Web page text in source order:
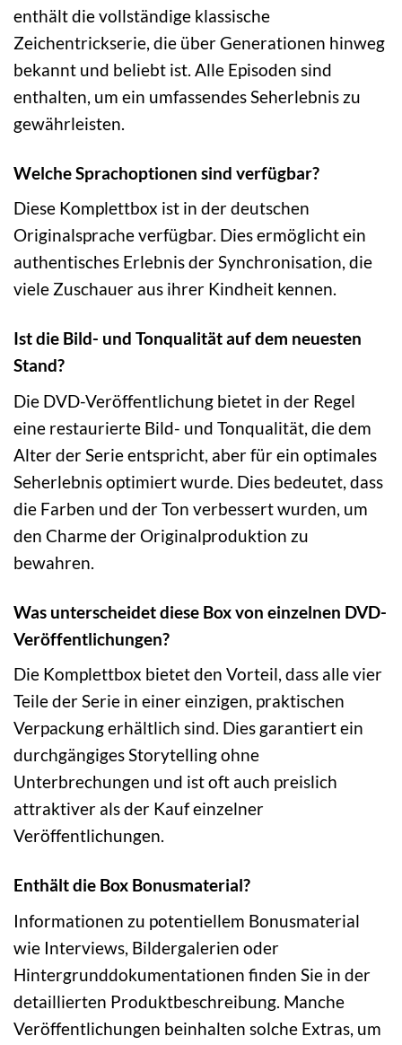
enthält die vollständige klassische
Zeichentrickserie, die über Generationen hinweg
bekannt und beliebt ist. Alle Episoden sind
enthalten, um ein umfassendes Seherlebnis zu
gewährleisten.
Welche Sprachoptionen sind verfügbar?
Diese Komplettbox ist in der deutschen
Originalsprache verfügbar. Dies ermöglicht ein
authentisches Erlebnis der Synchronisation, die
viele Zuschauer aus ihrer Kindheit kennen.
Ist die Bild- und Tonqualität auf dem neuesten
Stand?
Die DVD-Veröffentlichung bietet in der Regel
eine restaurierte Bild- und Tonqualität, die dem
Alter der Serie entspricht, aber für ein optimales
Seherlebnis optimiert wurde. Dies bedeutet, dass
die Farben und der Ton verbessert wurden, um
den Charme der Originalproduktion zu
bewahren.
Was unterscheidet diese Box von einzelnen DVD-
Veröffentlichungen?
Die Komplettbox bietet den Vorteil, dass alle vier
Teile der Serie in einer einzigen, praktischen
Verpackung erhältlich sind. Dies garantiert ein
durchgängiges Storytelling ohne
Unterbrechungen und ist oft auch preislich
attraktiver als der Kauf einzelner
Veröffentlichungen.
Enthält die Box Bonusmaterial?
Informationen zu potentiellem Bonusmaterial
wie Interviews, Bildergalerien oder
Hintergrunddokumentationen finden Sie in der
detaillierten Produktbeschreibung. Manche
Veröffentlichungen beinhalten solche Extras, um